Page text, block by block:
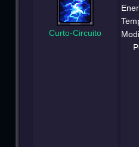
Curto-Circuito